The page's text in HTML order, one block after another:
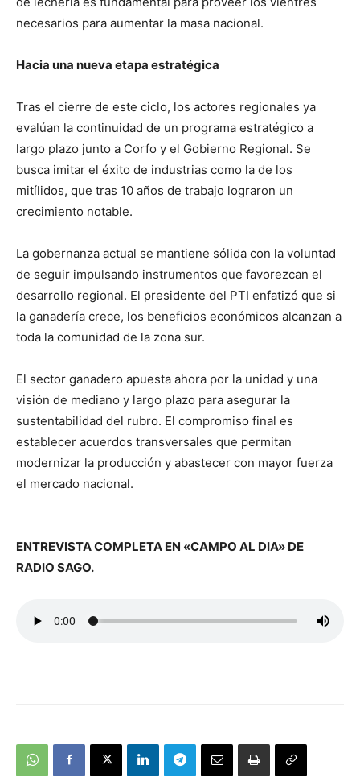
necesarios para aumentar la masa nacional.
Hacia una nueva etapa estratégica
Tras el cierre de este ciclo, los actores regionales ya
evalúan la continuidad de un programa estratégico a
largo plazo junto a Corfo y el Gobierno Regional. Se
busca imitar el éxito de industrias como la de los
mitílidos, que tras 10 años de trabajo lograron un
crecimiento notable.
La gobernanza actual se mantiene sólida con la voluntad
de seguir impulsando instrumentos que favorezcan el
desarrollo regional. El presidente del PTI enfatizó que si
la ganadería crece, los beneficios económicos alcanzan a
toda la comunidad de la zona sur.
El sector ganadero apuesta ahora por la unidad y una
visión de mediano y largo plazo para asegurar la
sustentabilidad del rubro. El compromiso final es
establecer acuerdos transversales que permitan
modernizar la producción y abastecer con mayor fuerza
el mercado nacional.
ENTREVISTA COMPLETA EN «CAMPO AL DIA» DE
RADIO SAGO.